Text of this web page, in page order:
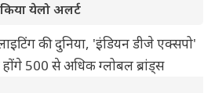
येलो अलर्ट